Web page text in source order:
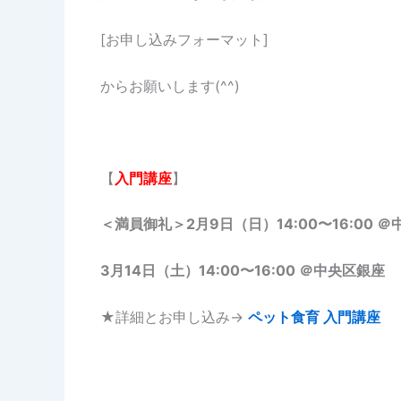
[お申し込みフォーマット]
からお願いします(^^)
【 入門講座】
＜満員御礼＞2月9日（日）14:00〜16:00 ＠
3月14日（土）14:00〜16:00 ＠中央区銀座
★詳細とお申し込み→ ペット食育 入門講座